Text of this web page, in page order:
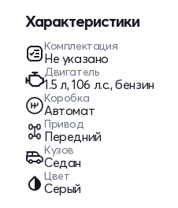
Характеристики
Комплектация
Не указано
Двигатель
1.5 л, 106 л.с., бензин
Коробка
Автомат
Привод
Передний
Кузов
Седан
Цвет
Серый